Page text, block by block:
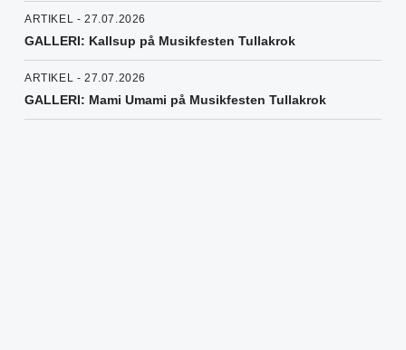
ARTIKEL - 27.07.2026
GALLERI: Kallsup på Musikfesten Tullakrok
ARTIKEL - 27.07.2026
GALLERI: Mami Umami på Musikfesten Tullakrok